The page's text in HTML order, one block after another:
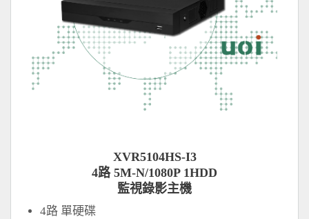
XVR5104HS-I3
4路 5M-N/1080P 1HDD
監視錄影主機
4路 單硬碟